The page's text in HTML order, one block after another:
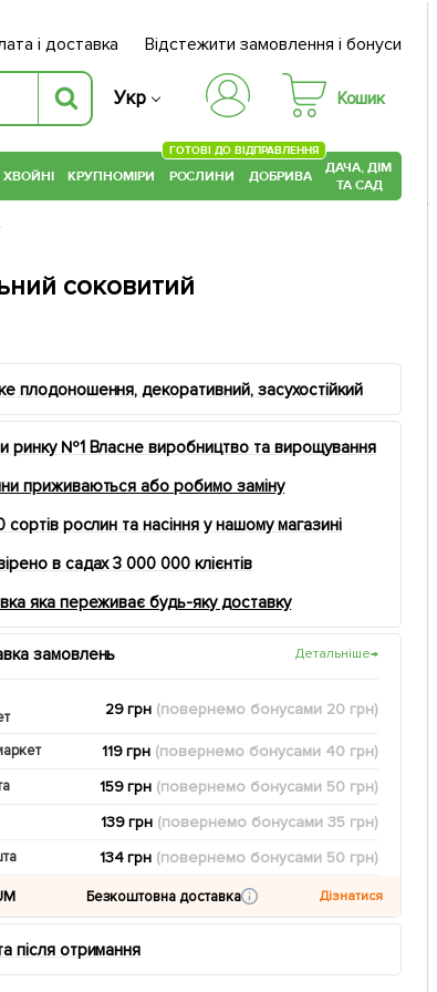
і доставка Відстежити замовлення і бонуси
Укр Кошик
ХВОЙНІ КРУПНОМІРИ РОСЛИНИ
ГОТОВІ ДО ВІДПРАВЛЕННЯ
ДОБРИВА
ДАЧА, ДІМ
ТА САД
соковитий
плодоношення, декоративний, засухостійкий
ринку №1 Власне виробництво та вирощування
приживаються або робимо заміну
сортів рослин та насіння у нашому магазині
в садах 3 000 000 клієнтів
яка переживає будь-яку доставку
замовлень Детальніше→
29 грн (повернемо бонусами 20 грн)
119 грн (повернемо бонусами 40 грн)
159 грн (повернемо бонусами 50 грн)
139 грн (повернемо бонусами35 грн)
134 грн (повернемо бонусами 50 грн)
Безкоштовна доставка Дізнатися
після отримання